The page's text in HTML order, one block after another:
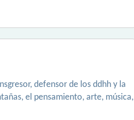
defensor de los ddhh y la
el pensamiento, arte, música,